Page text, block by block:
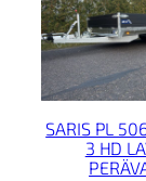
SARIS PL
3 HD